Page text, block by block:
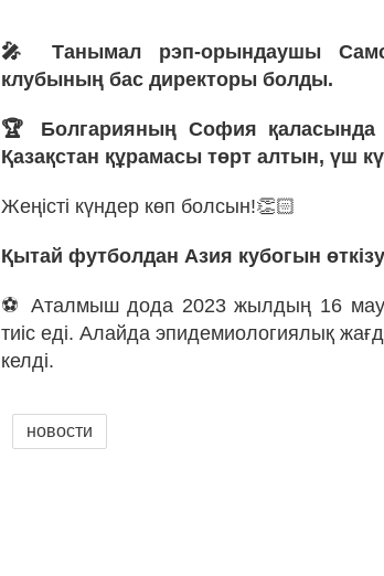
🎤 Танымал рэп-орындаушы
клубының бас директоры болды.
🏆 Болгарияның София қаласында
Қазақстан құрамасы төрт алтын, үш
Жеңісті күндер көп болсын!👏🏻
Қытай футболдан Азия кубогын
⚽️ Аталмыш дода 2023 жылдың 16
тиіс еді. Алайда эпидемиологиялық
келді.
новости